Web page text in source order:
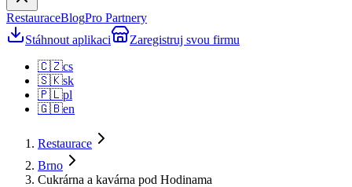
RestauraceBlogPro Partnery
Stáhnout aplikaci
Zaregistruj svou firmu
🇨🇿cs
🇸🇰sk
🇵🇱pl
🇬🇧en
Restaurace
Brno
Cukrárna a kavárna pod Hodinama